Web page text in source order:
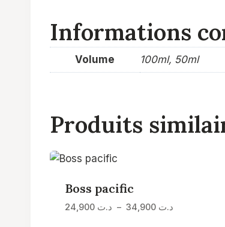
Informations
Volume 100ml, 50ml
Produits
Boss pacific
د.ت 24,900 – د.ت 34,900
Plage